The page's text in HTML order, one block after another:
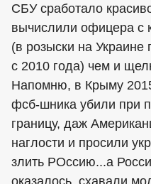
СБУ сработало
вычислили офицера
(в розыски на Украине
с 2010 года) чем и
Напомню, в Крыму
фсб-шника убили при
границу, даж
наглости и просили
злить РОссию...а
оказалось, схавали